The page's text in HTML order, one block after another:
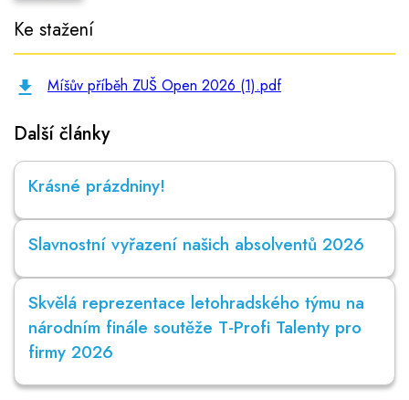
Ke stažení
Míšův příběh ZUŠ Open 2026 (1).pdf
Další články
Krásné prázdniny!
Slavnostní vyřazení našich absolventů 2026
Skvělá reprezentace letohradského týmu na
národním finále soutěže T-Profi Talenty pro
firmy 2026